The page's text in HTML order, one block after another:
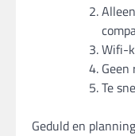
Wifi-
Te
Geduld en